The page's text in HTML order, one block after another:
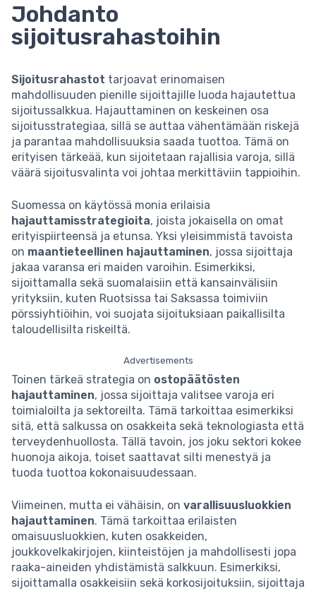
Johdanto
sijoitusrahastoihin
Sijoitusrahastot tarjoavat erinomaisen
mahdollisuuden pienille sijoittajille luoda hajautettua
sijoitussalkkua. Hajauttaminen on keskeinen osa
sijoitusstrategiaa, sillä se auttaa vähentämään riskejä
ja parantaa mahdollisuuksia saada tuottoa. Tämä on
erityisen tärkeää, kun sijoitetaan rajallisia varoja, sillä
väärä sijoitusvalinta voi johtaa merkittäviin tappioihin.
Suomessa on käytössä monia erilaisia
hajauttamisstrategioita, joista jokaisella on omat
erityispiirteensä ja etunsa. Yksi yleisimmistä tavoista
on maantieteellinen hajauttaminen, jossa sijoittaja
jakaa varansa eri maiden varoihin. Esimerkiksi,
sijoittamalla sekä suomalaisiin että kansainvälisiin
yrityksiin, kuten Ruotsissa tai Saksassa toimiviin
pörssiyhtiöihin, voi suojata sijoituksiaan paikallisilta
taloudellisilta riskeiltä.
Advertisements
Toinen tärkeä strategia on ostopäätösten
hajauttaminen, jossa sijoittaja valitsee varoja eri
toimialoilta ja sektoreilta. Tämä tarkoittaa esimerkiksi
sitä, että salkussa on osakkeita sekä teknologiasta että
terveydenhuollosta. Tällä tavoin, jos joku sektori kokee
huonoja aikoja, toiset saattavat silti menestyä ja
tuoda tuottoa kokonaisuudessaan.
Viimeinen, mutta ei vähäisin, on varallisuusluokkien
hajauttaminen. Tämä tarkoittaa erilaisten
omaisuusluokkien, kuten osakkeiden,
joukkovelkakirjojen, kiinteistöjen ja mahdollisesti jopa
raaka-aineiden yhdistämistä salkkuun. Esimerkiksi,
sijoittamalla osakkeisiin sekä korkosijoituksiin, sijoittaja